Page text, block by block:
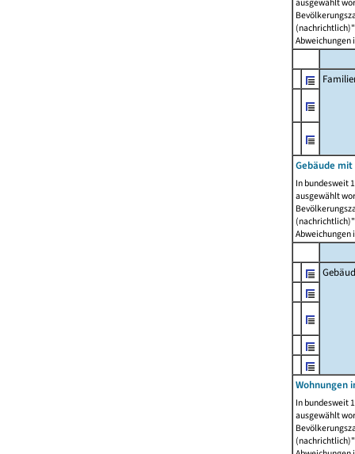
Abweichungen
Gebäude
In bundesweit
ausgewählt
Abweichungen
Wohnungen
In bundesweit
ausgewählt